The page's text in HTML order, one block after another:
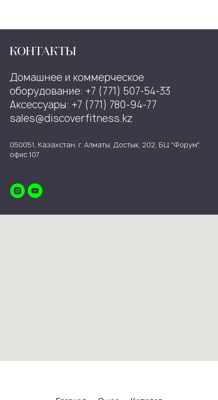
КОНТАКТЫ
Домашнее и коммерческое
оборудование: +7 (771) 507-54-33
Аксессуары: +7 (771) 780-94-77
sales@discoverfitness.kz
050051, Казахстан, г. Алматы, Достык, 202, БЦ "Форум",
офис 107